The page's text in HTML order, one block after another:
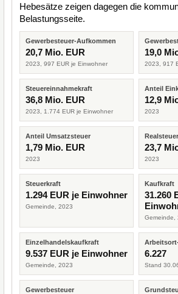
Hebesätze zeigen dagegen die
Belastungsseite.
Gewerbesteuer-Aufkommen
20,7 Mio. EUR
2023, 997 EUR je Einwohner
19,0
2023, 917
Steuereinnahmekraft
36,8 Mio. EUR
2023, 1.774 EUR je Einwohner
Anteil
12,9
2023
Anteil Umsatzsteuer
1,79 Mio. EUR
2023
23,7
2023
Steuerkraft
1.294 EUR je Einwohner
Gemeinde, 2023
Kaufkraft
31.260
Gemeinde,
Einzelhandelskaufkraft
9.537 EUR je Einwohner
Gemeinde, 2023
6.227
Stand
Gewerbesteuer